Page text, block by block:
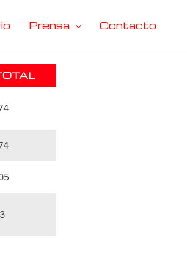
Prensa Contacto